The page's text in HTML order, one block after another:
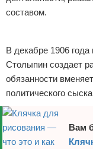
составом.
В декабре 1906
Столыпин создает
обязанности
политического
Вам